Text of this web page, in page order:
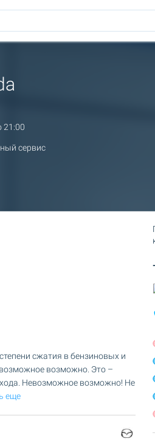
21:00
сервис
сжатия в бензиновых и
возможно. Это –
Невозможное возможно! Не
еще